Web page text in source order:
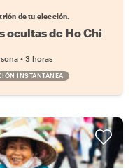
de tu elección.
ocultas de Ho Chi
• 3 horas
INSTANTÁNEA